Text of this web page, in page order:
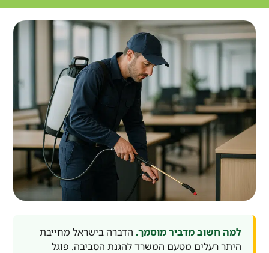
למה חשוב מדביר מוסמך. הדברה בישראל מחייבת
היתר רעלים מטעם המשרד להגנת הסביבה. פוגל